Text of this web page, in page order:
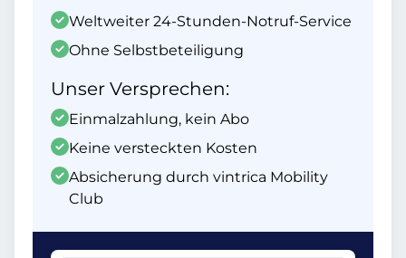
Weltweiter 24-Stunden-Notruf-Service
Ohne Selbstbeteiligung
Unser Versprechen:
Einmalzahlung, kein Abo
Keine versteckten Kosten
Absicherung durch vintrica Mobility
Club